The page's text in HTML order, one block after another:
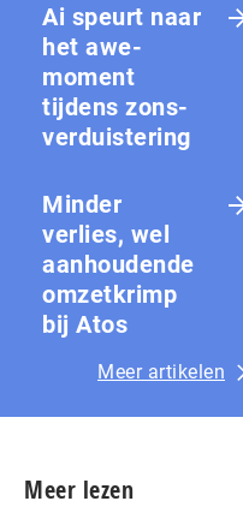
Ai speurt naar
het awe-
moment
tijdens zons­
ver­duis­te­ring
Minder
verlies, wel
aanhoudende
omzetkrimp
bij Atos
Meer artikelen
Meer lezen